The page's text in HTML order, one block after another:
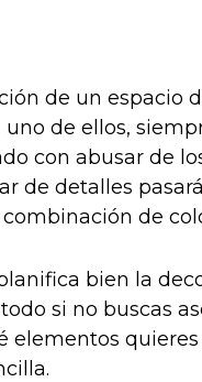
de un espacio
uno de ellos,
con abusar de
de detalles
de
bien la
si no buscas
elementos